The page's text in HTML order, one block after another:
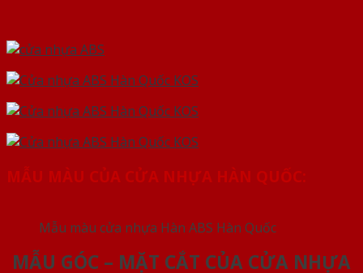
MẪU MÀU CỦA CỬA NHỰA HÀN QUỐC:
Mẫu màu cửa nhựa Hàn ABS Hàn Quốc
MẪU GÓC – MẶT CẮT CỦA CỬA NHỰA